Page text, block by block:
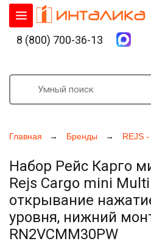
Главная Бренды REJS
Набор Рейс Карго
Rejs Cargo mini
открывание
уровня, нижний
RN2VCMM30PW
8 (800) 700-36-13